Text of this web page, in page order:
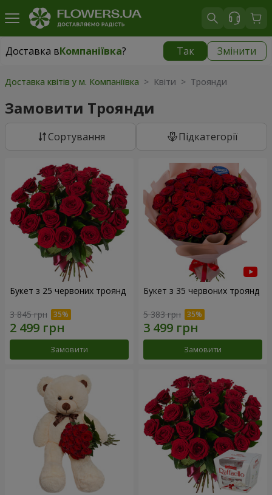
Доставка вКомпаніївка? Так Змінити
Доставка вКомпаніївка| безкоштовно
Доставка квітів у м. Компаніївка > Квіти > Троянди
Замовити Троянди
Сортування Підкатегорії
Букет з 25 червоних троянд
3 845 грн
Замовити
Букет з 35 червоних троянд
5 383 грн
Замовити